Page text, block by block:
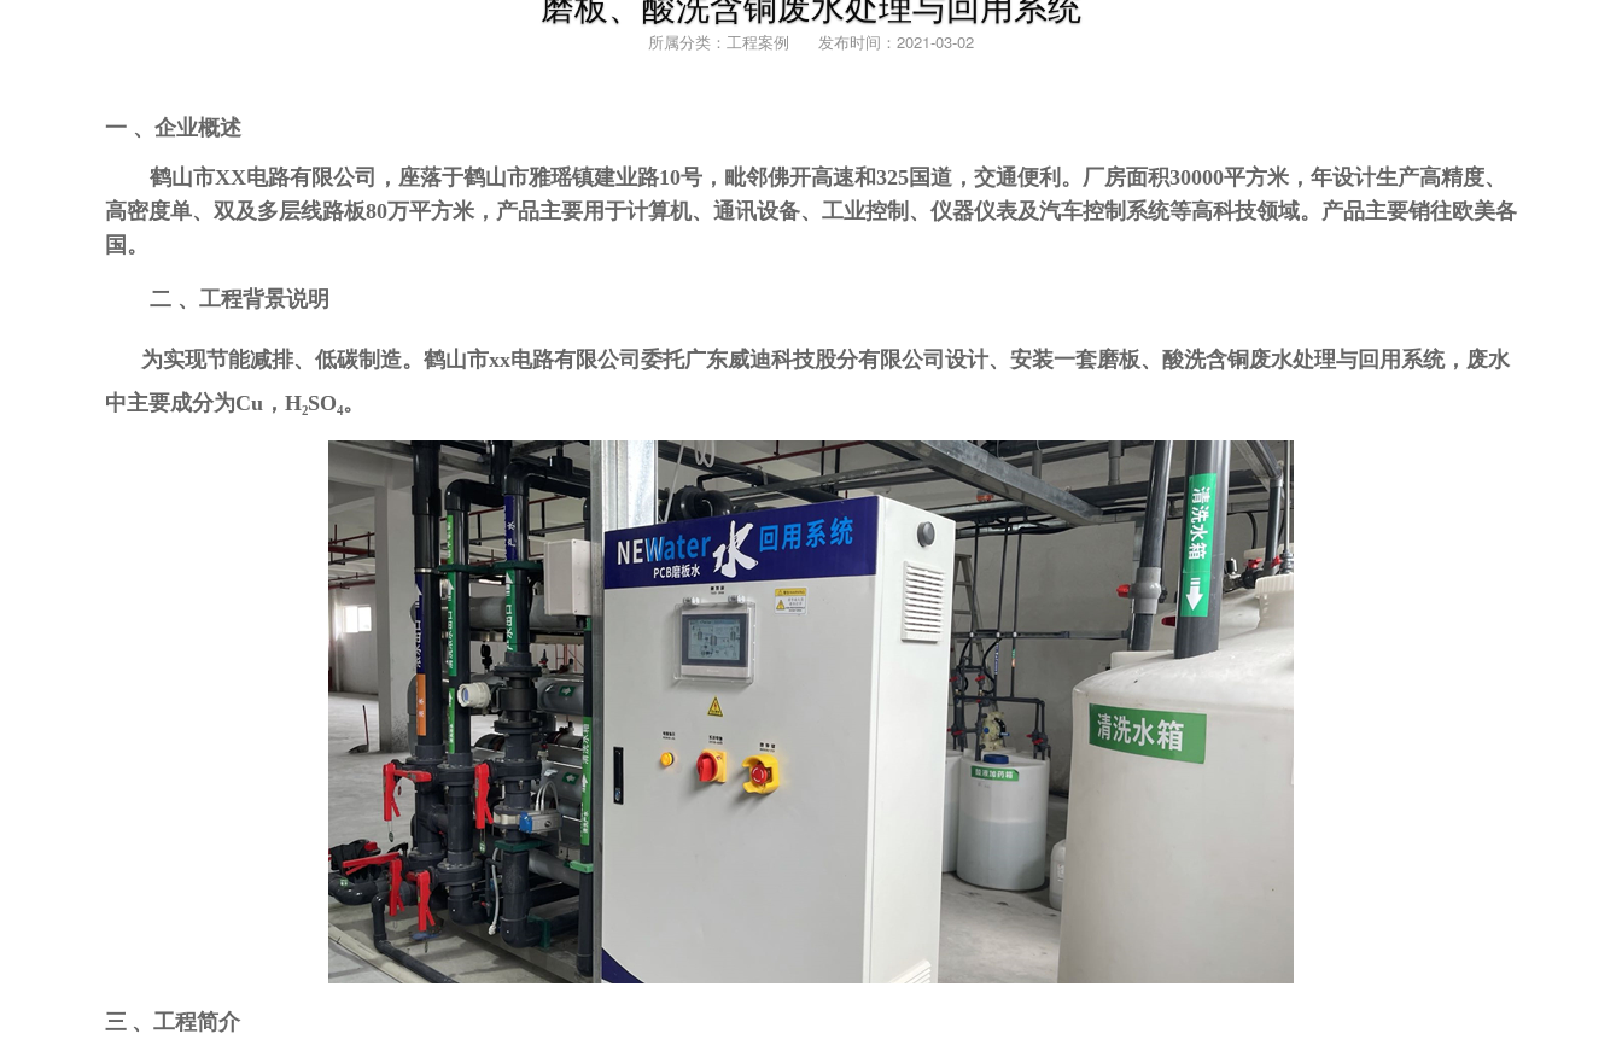
所属分类：工程案例 发布时间：2021-03-02
一 、 企业概述
鹤山市XX电路有限公司，座落于鹤山市雅瑶镇建业路10号，毗邻佛开高速和325国道，交通便利。厂房面积30000平方米，年设计生产高精度、
高密度单、双及多层线路板80万平方米，产品主要用于计算机、通讯设备、工业控制、仪器仪表及汽车控制系统等高科技领域。产品主要销往欧美各
国。
二 、工程背景说明
为实现节能减排、低碳制造。鹤山市xx电路有限公司委托广东威迪科技股分有限公司设计、安装一套磨板、酸洗含铜废水处理与回用系统，废水
中主要成分为Cu ， H₂SO₄。
三 、 工程简介